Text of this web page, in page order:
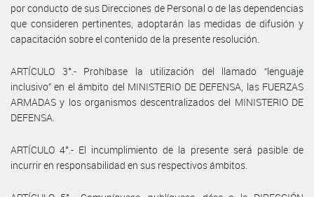
por conducto de sus Direcciones de Personal o de las dependencias
que consideren pertinentes, adoptarán las medidas de difusión y
capacitación sobre el contenido de la presente resolución.
ARTÍCULO 3°.- Prohíbase la utilización del llamado “lenguaje
inclusivo” en el ámbito del MINISTERIO DE DEFENSA, las FUERZAS
ARMADAS y los organismos descentralizados del MINISTERIO DE
DEFENSA.
ARTÍCULO 4°.- El incumplimiento de la presente será pasible de
incurrir en responsabilidad en sus respectivos ámbitos.